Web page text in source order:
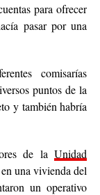
para ofrecer
pasar por una
comisarías
puntos de la
y también habría
de laUnidad
una vivienda del
un operativo